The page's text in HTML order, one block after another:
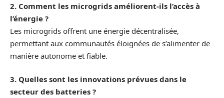
2. Comment les microgrids améliorent-ils l’accès à
l’énergie ?
Les microgrids offrent une énergie décentralisée,
permettant aux communautés éloignées de s’alimenter de
manière autonome et fiable.
3. Quelles sont les innovations prévues dans le
secteur des batteries ?